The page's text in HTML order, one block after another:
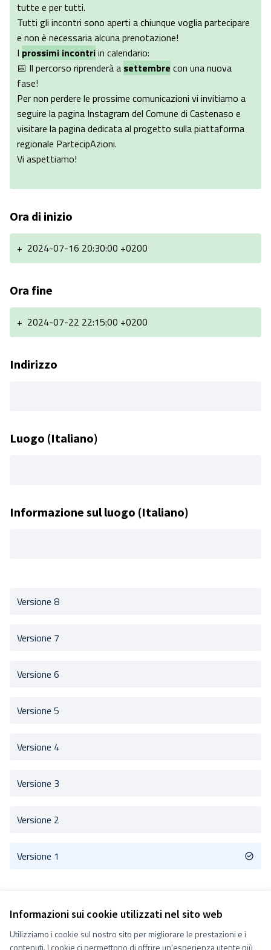
Informazioni sui cookie utilizzati nel sito web
Utilizziamo i cookie sul nostro sito per migliorare le prestazioni e i
contenuti. I cookie ci permettono di offrire un'esperienza utente più
tutte e per tutti.
Tutti gli incontri sono aperti a chiunque voglia partecipare
e non è necessaria alcuna prenotazione!
I prossimi incontriin calendario:
📅 Il percorso riprenderà a settembre con una nuova
fase!
Per non perdere le prossime comunicazioni vi invitiamo a
seguire la pagina Instagram del Comune di Castenaso e
visitare la pagina dedicata al progetto sulla piattaforma
regionale PartecipAzioni.
Vi aspettiamo!
Ora di inizio
+ 2024-07-16 20:30:00 +0200
Ora fine
+ 2024-07-22 22:15:00 +0200
Indirizzo
Luogo (Italiano)
Informazione sul luogo (Italiano)
Versione 8
Versione 7
Versione 6
Versione 5
Versione 4
Versione 3
Versione 2
Versione 1
Termini e condizioni d''uso